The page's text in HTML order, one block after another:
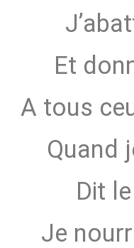
Et
A tous
Quand
Dit
Je